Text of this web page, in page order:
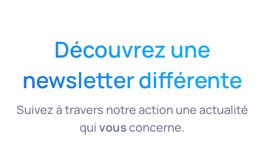
Découvrez une
newsletter différente
Suivez à travers notre action une actualité
quivousconcerne.